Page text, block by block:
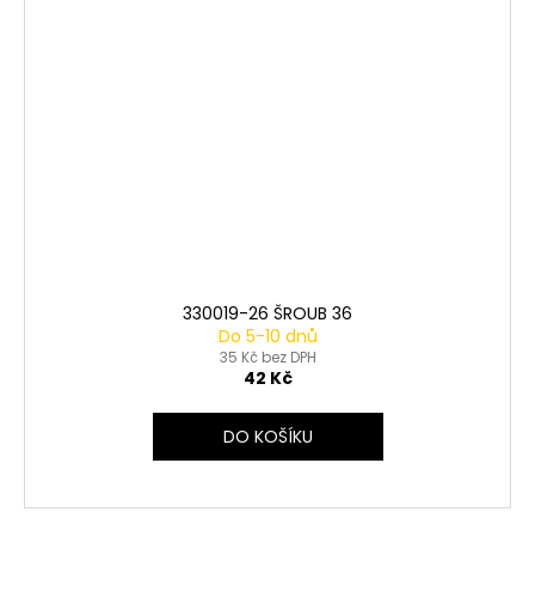
330019-26 ŠROUB 36
Do 5-10 dnů
35 Kč bez DPH
42 Kč
DO KOŠÍKU